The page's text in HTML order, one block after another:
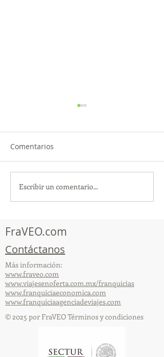
TourTravelynByFraveo
participó en la
Comentarios
Escribir un comentario...
FraVEO.com
Contáctanos
Más información:
www.fraveo.com
www.viajesenoferta.com.mx/franquicias
www.franquiciaeconomica.com
www.franquiciaagenciadeviajes.com
© 2025 por FraVEO Términos y condiciones